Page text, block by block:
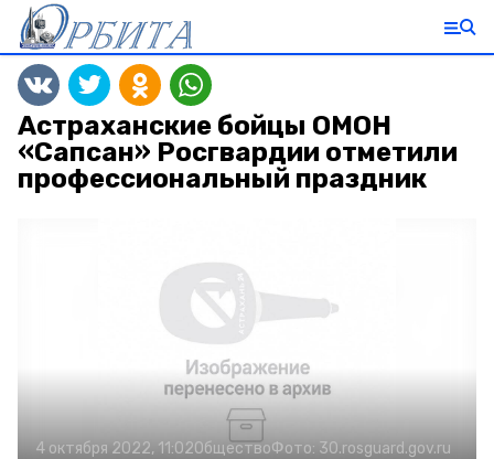
Астраханские бойцы ОМОН
«Сапсан» Росгвардии отметили
профессиональный праздник
4 октября 2022, 11:02ОбществоФото: 30.rosguard.gov.ru